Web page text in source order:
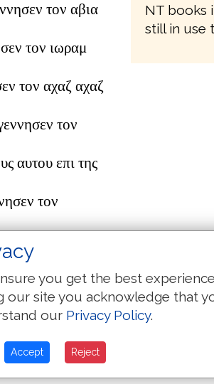
τον αβια
τον ιωραμ
τον αχαζ αχαζ
τον
αυτου επι της
τον
τον
αχειμ αχειμ
τον ματθαν
ης εγεννηθη
NT books
still in use
you get the best
our site you acknowledge that
our Privacy Policy.
Accept Reject